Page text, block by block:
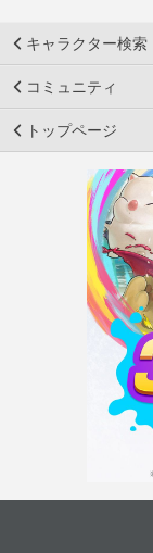
キャラクター検索
コミュニティ
トップページ